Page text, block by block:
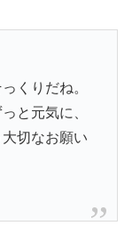
くりだね。
と元気に、
切なお願い